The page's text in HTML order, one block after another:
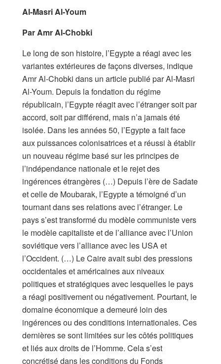
Al-Masri Al-Youm
Par Amr Al-Chobki
Le long de son histoire, l’Egypte a réagi avec les
variantes extérieures de façons diverses, indique
Amr Al-Chobki dans un article publié par Al-Masri
Al-Youm. Depuis la fondation du régime
républicain, l’Egypte réagit avec l’étranger soit par
accord, soit par différend, mais n’a jamais été
isolée. Dans les années 50, l’Egypte a fait face
aux puissances colonisatrices et a réussi à établir
un nouveau régime basé sur les principes de
l’indépendance nationale et le rejet des
ingérences étrangères (…) Depuis l’ère de Sadate
et celle de Moubarak, l’Egypte a témoigné d’un
tournant dans ses relations avec l’étranger. Le
pays s’est transformé du modèle communiste vers
le modèle capitaliste et de l’alliance avec l’Union
soviétique vers l’alliance avec les USA et
l’Occident. (…) Le Caire avait subi des pressions
occidentales et américaines aux niveaux
politiques et stratégiques avec lesquelles le pays
a réagi positivement ou négativement. Pourtant, le
domaine économique a demeuré loin des
ingérences ou des conditions internationales. Ces
dernières se sont limitées sur les côtés politiques
et liés aux droits de l’Homme. Cela s’est
concrétisé dans les conditions du Fonds